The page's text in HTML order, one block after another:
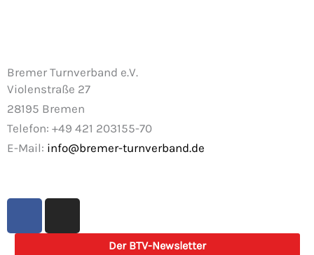
Bremer Turnverband e.V.
Violenstraße 27
28195 Bremen
Telefon: +49 421 203155-70
E-Mail: info@bremer-turnverband.de
Der BTV-Newsletter